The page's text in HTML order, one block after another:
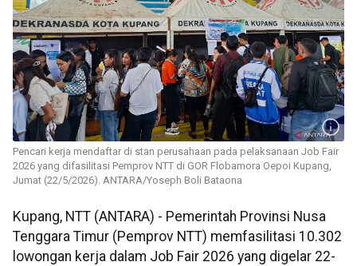
Pencari kerja mendaftar di stan perusahaan pada pelaksanaan Job Fair
2026 yang difasilitasi Pemprov NTT di GOR Flobamora Oepoi Kupang,
Jumat (22/5/2026). ANTARA/Yoseph Boli Bataona
Kupang, NTT (ANTARA) - Pemerintah Provinsi Nusa
Tenggara Timur (Pemprov NTT) memfasilitasi 10.302
lowongan kerja dalam Job Fair 2026 yang digelar 22-